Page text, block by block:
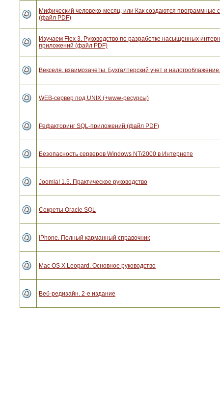
Мифический человеко-месяц, или Как создаются программные
(файл PDF)
Изучаем Flex 3. Руководство по разработке насыщенных
приложений (файл PDF)
Векселя, взаимозачеты. Бухгалтерский учет и
WEB-сервер под UNIX (+www-ресурсы)
Рефакторинг SQL-приложений (файл PDF)
Безопасность серверов Windows NT/2000 в Интернете
Joomla! 1.5. Практическое руководство
Секреты Oracle SQL
iPhone. Полный карманный справочник
Mac OS X Leopard. Основное руководство
Веб-редизайн. 2-е издание